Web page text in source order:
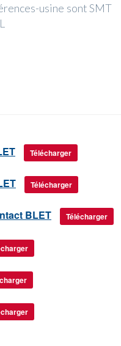
usine sont SMT
Télécharger
Télécharger
BLET Télécharger